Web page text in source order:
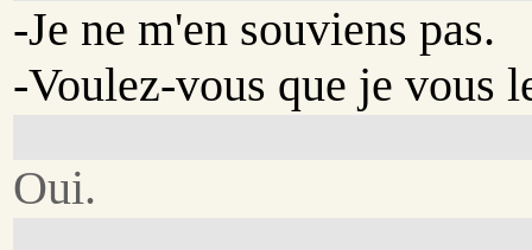
-Je ne m'en souviens pas.
-Voulez-vous que je vous
Oui.